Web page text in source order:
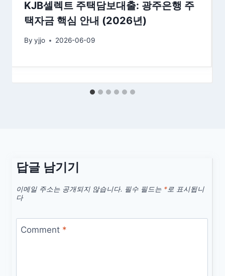
KJB셀렉트 주택담보대출: 광주은행 주
택자금 핵심 안내 (2026년)
By yjjo 2026-06-09
답글 남기기
이메일 주소는 공개되지 않습니다. 필수 필드는 *로 표시됩니
다
Comment *